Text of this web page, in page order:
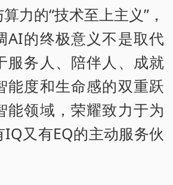
力的“技术至上主义”，
AI的终极意义不是取代
服务人、陪伴人、成就
能度和生命感的双重跃
能领域，荣耀致力于为
IQ又有EQ的主动服务伙